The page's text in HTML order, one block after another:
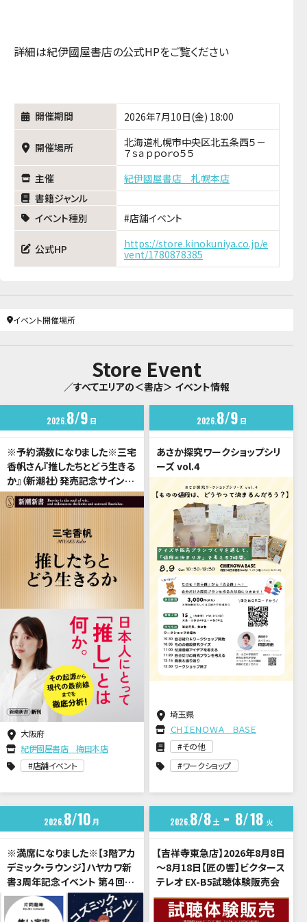
詳細は紀伊國屋書店の公式HPをご覧ください
開催期間 2026年7月10日(金) 18:00
開催場所
北海道札幌市中央区北五条西５－
７ｓａｐｐｏｒｏ５５
主催
紀伊國屋書店 札幌本店
書籍ジャンル
イベント種別
店舗イベント
公式HP
https://store.kinokuniya.co.jp/e
vent/1780878385
イベント開催場所
Store Event
／すべてエリアの＜書店＞ イベント情報
2026 8 9 日
※予約満数になりました※三宅
香帆さん『推したちとどう生きる
か』（新潮社）発売記念サイン
会 ご予約受付中！
大阪府
紀伊國屋書店 梅田本店
店舗イベント
20268 9 日
あさか探究ワークショップシリ
ーズ vol.4
埼玉県
ＣＨＩＥＮＯＷＡ ＢＡＳＥ
その他
ワークショップ
2026 8 10 月
※満席になりました※【3階アカ
デミック・ラウンジ】ハヤカワ新
書3周年記念イベント 第４回
「宇宙は希望か、暗黒か？」片岡
龍峰 × 伊与原新
2026 8 8 土 8 18 火
【吉祥寺東急店】2026年8月8日
～8月18日【匠の響】ビクタース
テレオ EX-B5試聴体験販売会